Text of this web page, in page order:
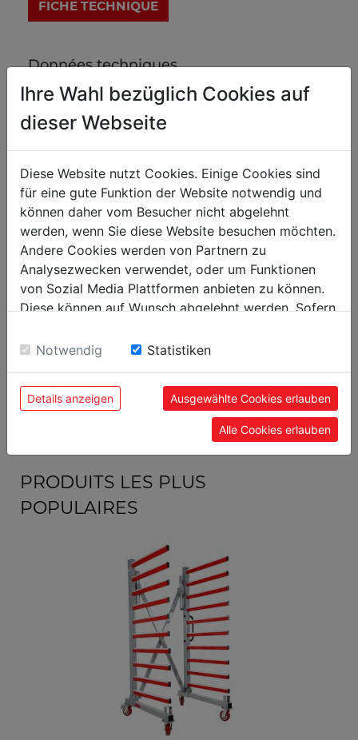
FICHE TECHNIQUE
Données techniques
Poids
Poids net kg 1.25
Poids brut kg 1.32
emballage
Hauteur emballage mm
Largeur emballage mm
Longueur emballage mm 680
Information générale
Code EAN 9120039900438
PRODUITS LES PLUS
POPULAIRES
Ihre Wahl bezüglich Cookies auf
dieser Webseite
Diese Website nutzt Cookies. Einige Cookies sind
für eine gute Funktion der Website notwendig und
können daher vom Besucher nicht abgelehnt
werden, wenn Sie diese Website besuchen möchten.
Andere Cookies werden von Partnern zu
Analysezwecken verwendet, oder um Funktionen
von Sozial Media Plattformen anbieten zu können.
Diese können auf Wunsch abgelehnt werden. Sofern
Einwilligung zu unseren Cookies.
Notwendig Statistiken
Details anzeigen Ausgewählte Cookies erlauben
Alle Cookies erlauben